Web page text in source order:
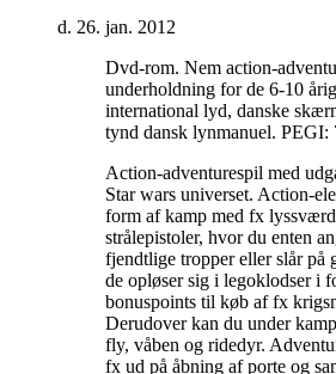
d. 26. jan. 2012
Dvd-rom. Nem action-
underholdning for de 6-10
international lyd, danske
tynd dansk lynmanuel. PEGI:
Action-adventurespil med
Star wars universet. Action-
form af kamp med fx
strålepistoler, hvor du enten
fjendtlige tropper eller slår på
de opløser sig i legoklodser i
bonuspoints til køb af fx
Derudover kan du under
fly, våben og ridedyr.
fx ud på åbning af porte og